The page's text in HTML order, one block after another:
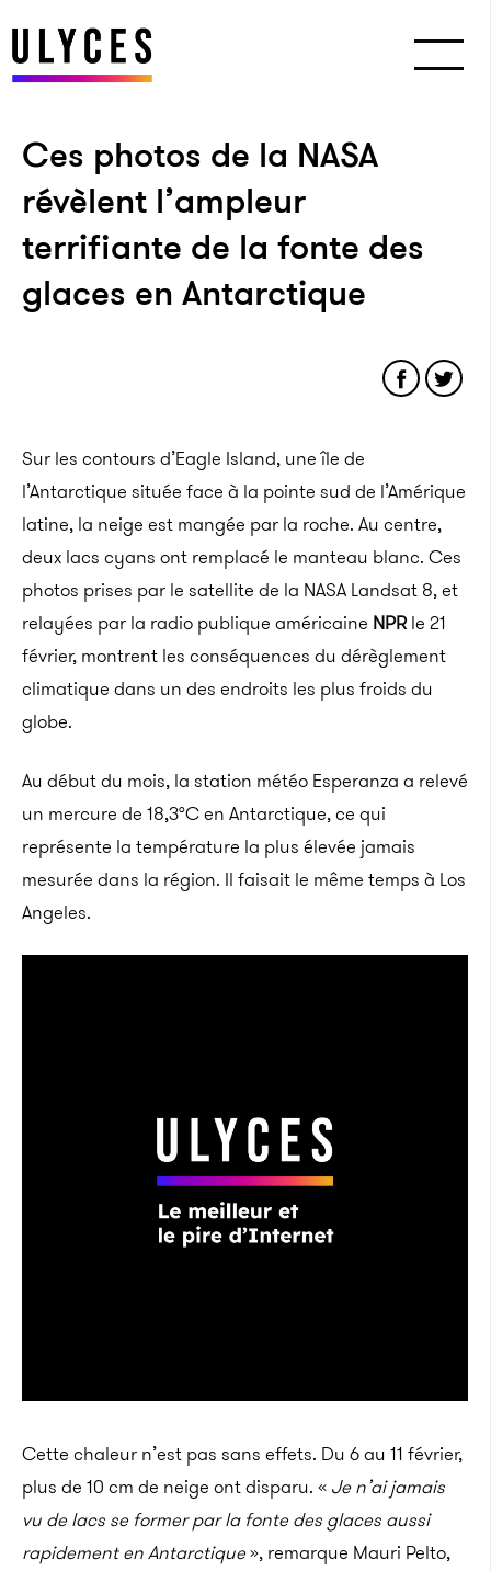
Ces photos de la NASA
révèlent l’ampleur
terrifiante de la fonte des
glaces en Antarctique
Sur les contours d’Eagle Island, une île de
l’Antarctique située face à la pointe sud de l’Amérique
latine, la neige est mangée par la roche. Au centre,
deux lacs cyans ont remplacé le manteau blanc. Ces
photos prises par le satellite de la NASA Landsat 8, et
relayées par la radio publique américaine NPRle 21
février, montrent les conséquences du dérèglement
climatique dans un des endroits les plus froids du
globe.
Au début du mois, la station météo Esperanza a relevé
un mercure de 18,3°C en Antarctique, ce qui
représente la température la plus élevée jamais
mesurée dans la région. Il faisait le même temps à Los
Angeles.
Cette chaleur n’est pas sans effets. Du 6 au 11 février,
plus de 10 cm de neige ont disparu. « Je n’ai jamais
vu de lacs se former par la fonte des glaces aussi
rapidement en Antarctique», remarque Mauri Pelto,